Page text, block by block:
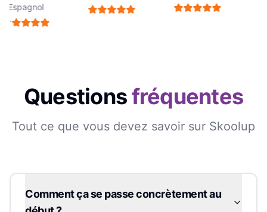
Espagnol
Questionsfréquentes
Tout ce que vous devez savoir sur Skoolup
Comment ça se passe concrètement au